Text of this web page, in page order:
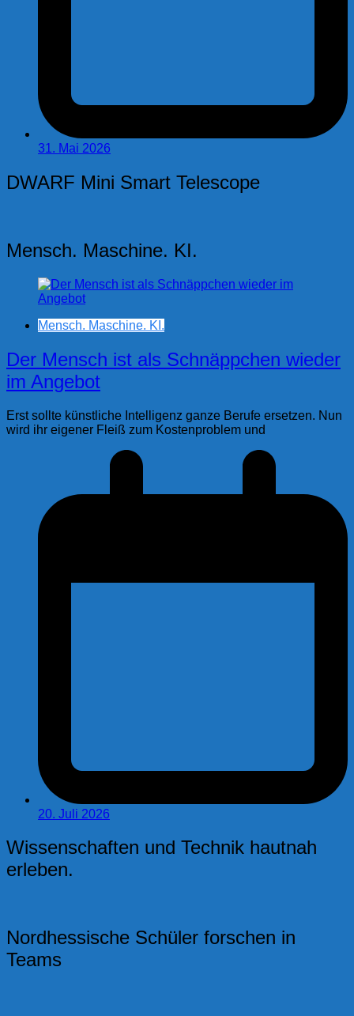
31. Mai 2026
DWARF Mini Smart Telescope
Mensch. Maschine. KI.
Mensch. Maschine. KI.
Der Mensch ist als Schnäppchen wieder
im Angebot
Erst sollte künstliche Intelligenz ganze Berufe ersetzen. Nun
wird ihr eigener Fleiß zum Kostenproblem und
20. Juli 2026
Wissenschaften und Technik hautnah
erleben.
Nordhessische Schüler forschen in
Teams